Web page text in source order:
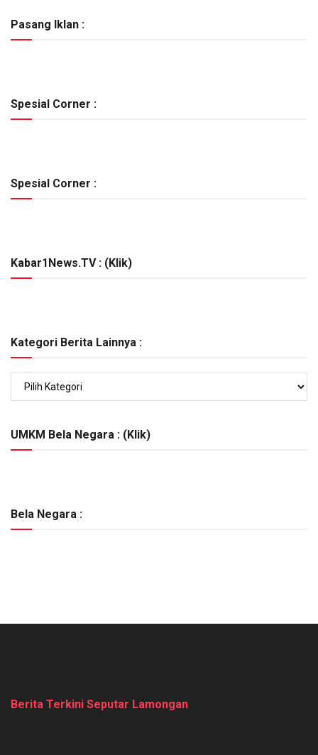
Pasang Iklan :
Spesial Corner :
Spesial Corner :
Kabar1News.TV : (Klik)
Kategori Berita Lainnya :
UMKM Bela Negara : (Klik)
Bela Negara :
Berita Terkini Seputar Lamongan